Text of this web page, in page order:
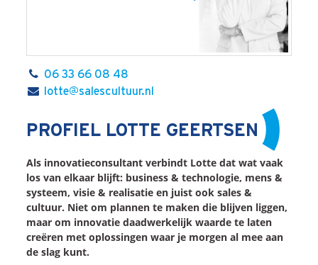
06 33 66 08 48
lotte@salescultuur.nl
PROFIEL LOTTE GEERTSEN
Als innovatieconsultant verbindt Lotte dat wat vaak
los van elkaar blijft: business & technologie, mens &
systeem, visie & realisatie en juist ook sales &
cultuur. Niet om plannen te maken die blijven liggen,
maar om innovatie daadwerkelijk waarde te laten
creëren met oplossingen waar je morgen al mee aan
de slag kunt.